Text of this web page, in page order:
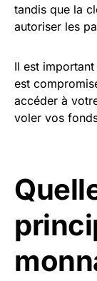
tandis que la
autoriser les
Il est
est
accéder à
voler vos